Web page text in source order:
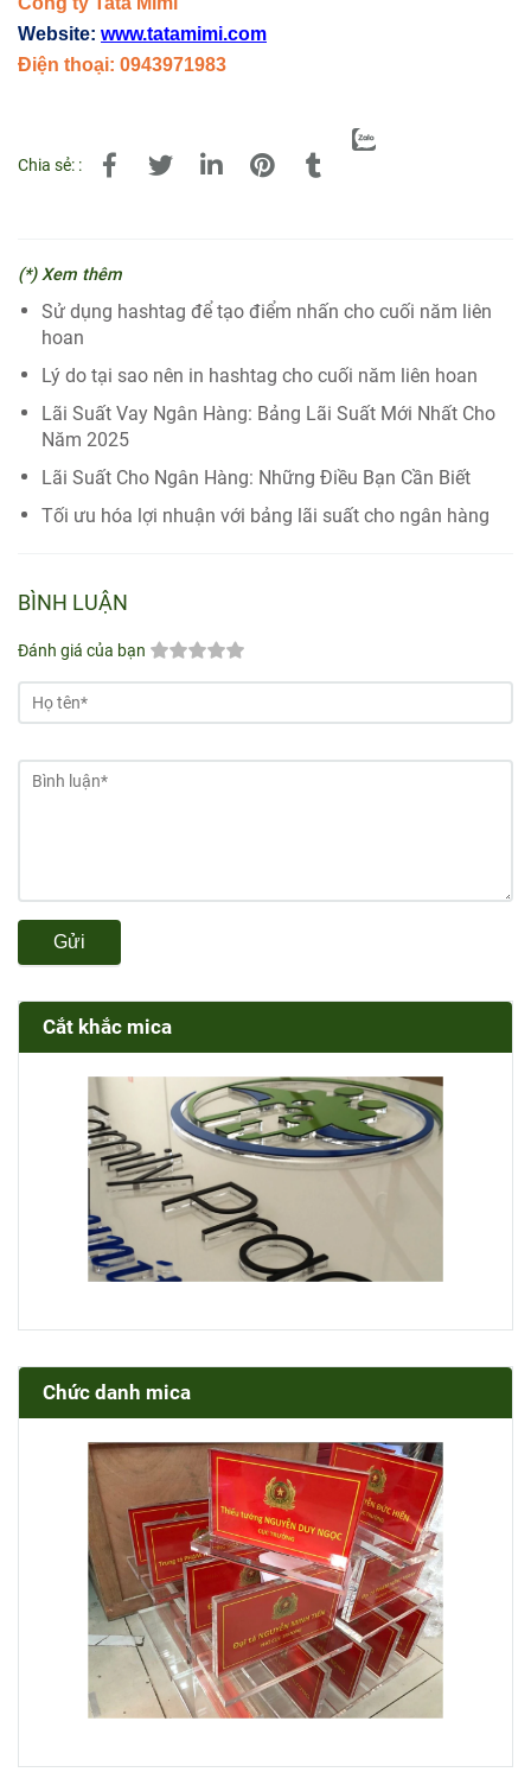
Website: www.tatamimi.com
Điện thoại: 0943971983
Chia sẻ: :
(*) Xem thêm
Sử dụng hashtag để tạo điểm nhấn cho cuối năm liên
hoan
Lý do tại sao nên in hashtag cho cuối năm liên hoan
Lãi Suất Vay Ngân Hàng: Bảng Lãi Suất Mới Nhất Cho
Năm 2025
Lãi Suất Cho Ngân Hàng: Những Điều Bạn Cần Biết
Tối ưu hóa lợi nhuận với bảng lãi suất cho ngân hàng
BÌNH LUẬN
Đánh giá của bạn
Gửi
Cắt khắc mica
Chức danh mica